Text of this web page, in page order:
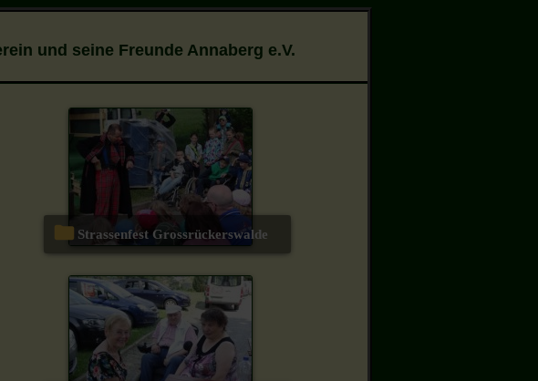
und seine Freunde Annaberg e.V.
Strassenfest Grossrückerswalde